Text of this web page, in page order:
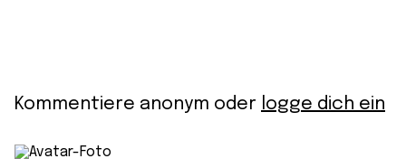
Kommentiere anonym oder logge dich ein